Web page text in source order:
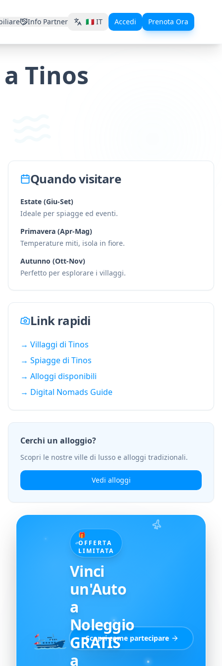
Info Partner 🇮🇹 IT Accedi Prenota Ora
Tinos
Quando visitare
Estate (Giu-Set)
Ideale per spiagge ed eventi.
Primavera (Apr-Mag)
Temperature miti, isola in fiore.
Autunno (Ott-Nov)
Perfetto per esplorare i villaggi.
Link rapidi
→ Villaggi di Tinos
→ Spiagge di Tinos
→ Alloggi disponibili
→ Digital Nomads Guide
Cerchi un alloggio?
Scopri le nostre ville di lusso e alloggi tradizionali.
Vedi alloggi
🎁
OFFERTA
LIMITATA
Vinci
un'Auto
a
Noleggio
GRATIS
a
Scopri come partecipare